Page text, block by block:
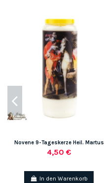
Novene 9-Tageskerze Heil. Martus
4,50 €
In den Warenkorb